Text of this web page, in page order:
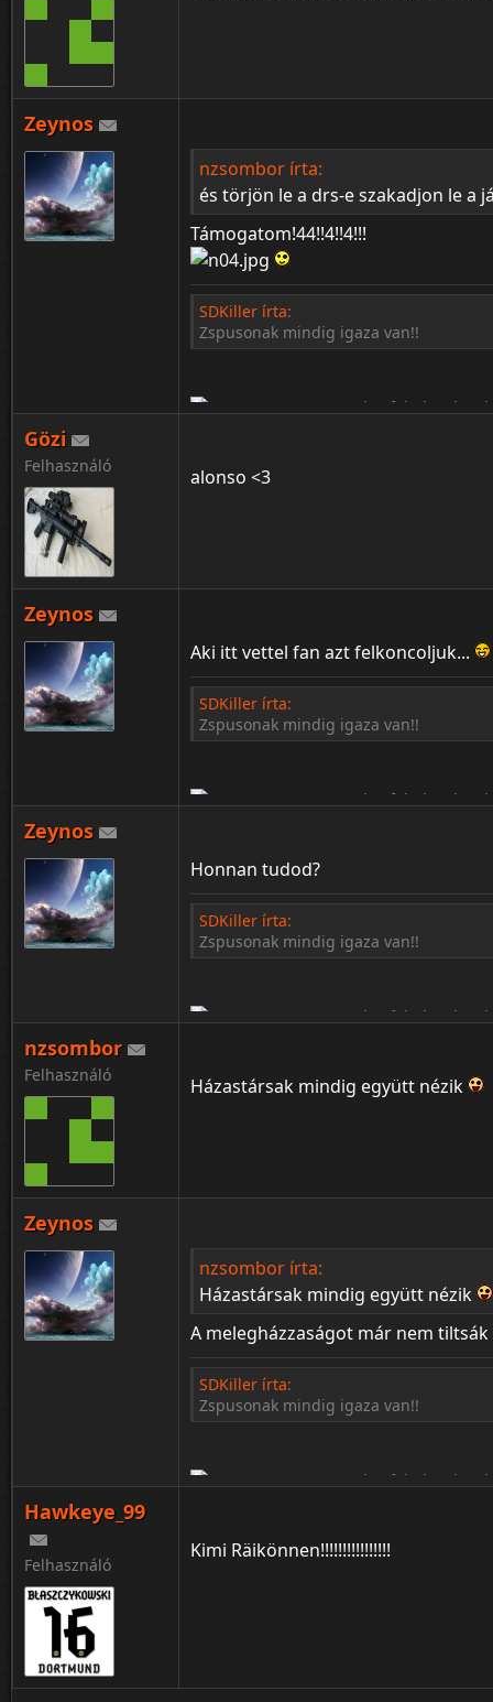
Zeynos
nzsombor írta:
és törjön le a drs-e szakadjon le a
Támogatom!44!!4!!4!!!
SDKiller írta:
Zspusonak mindig igaza van!!
Gözi
Felhasználó alonso <3
Zeynos
Aki itt vettel fan azt felkoncoljuk...
SDKiller írta:
Zspusonak mindig igaza van!!
¦ ™ ® © ↑ ♂ ▬ ╝ ↔ ╣ ═ › ↓ ± · ← → ∟ ↨ ◄
Zeynos
Honnan tudod?
SDKiller írta:
Zspusonak mindig igaza van!!
nzsombor
Felhasználó Házastársak mindig együtt nézik
Zeynos
nzsombor írta:
Házastársak mindig együtt nézik
A melegházzaságot már nem
SDKiller írta:
Zspusonak mindig igaza van!!
Hawkeye_99
Felhasználó
Kimi Räikönnen!!!!!!!!!!!!!!!!